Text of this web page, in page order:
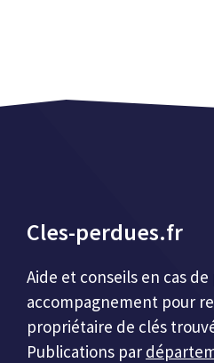
Cles-perdues.fr
Aide et conseils en cas
accompagnement pour
propriétaire de clés
Publications par